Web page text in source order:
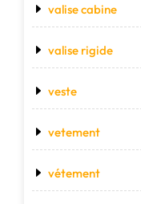
valise cabine
valise rigide
veste
vetement
vétement